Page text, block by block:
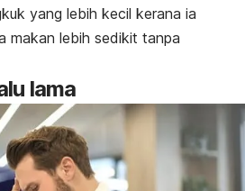
yang lebih kecil kerana ia
makan lebih sedikit tanpa
lama